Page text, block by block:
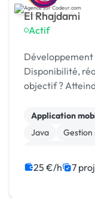
El Rhajdami
Actif
Développement
Disponibilité,
objectif ?
Application
Java
Gestion
Docker
25 €/h 7